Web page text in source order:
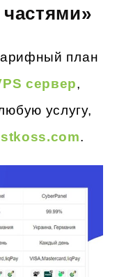
план
сервер,
услугу,
.